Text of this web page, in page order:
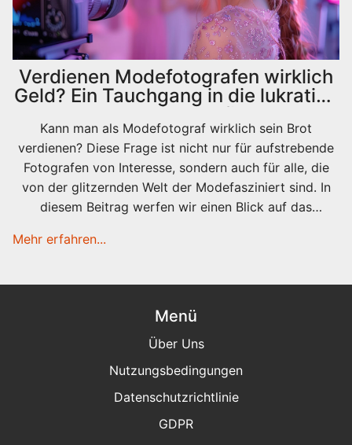
Verdienen Modefotografen wirklich
Geld? Ein Tauchgang in die lukrative
Modefotografie
Kann man als Modefotograf wirklich sein Brot
verdienen? Diese Frage ist nicht nur für aufstrebende
Fotografen von Interesse, sondern auch für alle, die
von der glitzernden Welt der Modefasziniert sind. In
diesem Beitrag werfen wir einen Blick auf das
verschiedene Einkommensquellen und geben Tipps,
kann.
Mehr erfahren...
Menü
Über Uns
Nutzungsbedingungen
Datenschutzrichtlinie
GDPR